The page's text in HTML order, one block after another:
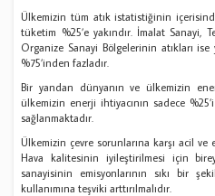
Ülkemizin tüm atık istatistiğinin
tüketim %25’e yakındır. İmalat Sanayi,
Organize Sanayi Bölgelerinin atıkları
%75’inden fazladır.
Bir yandan dünyanın ve ülkemizin
ülkemizin enerji ihtiyacının sadece
sağlanmaktadır.
Ülkemizin çevre sorunlarına karşı acil
Hava kalitesinin iyileştirilmesi için
sanayisinin emisyonlarının sıkı bir
kullanımına teşviki arttırılmalıdır.